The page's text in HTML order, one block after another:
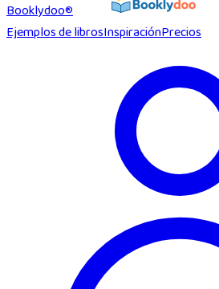
Booklydoo®
Ejemplos de librosInspiraciónPrecios